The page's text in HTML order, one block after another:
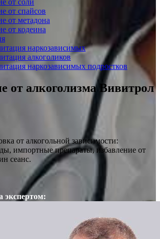
от соли
от спайсов
от метадона
от кодеина
наркозависимых
алкоголиков
наркозависимых подростков
от алкоголизма Вивитрол
от алкогольной зависимости:
импортные препараты, избавление от
сеанс.
экспертом: